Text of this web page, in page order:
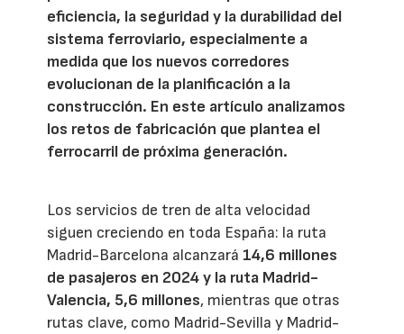
eficiencia, la seguridad y la durabilidad del
sistema ferroviario, especialmente a
medida que los nuevos corredores
evolucionan de la planificación a la
construcción. En este artículo analizamos
los retos de fabricación que plantea el
ferrocarril de próxima generación.
Los servicios de tren de alta velocidad
siguen creciendo en toda España: la ruta
Madrid-Barcelona alcanzará 14,6 millones
de pasajeros en 2024 y la ruta Madrid-
Valencia, 5,6 millones, mientras que otras
rutas clave, como Madrid-Sevilla y Madrid-